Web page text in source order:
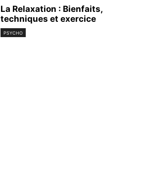
La Relaxation : Bienfaits,
techniques et exercice
PSYCHO